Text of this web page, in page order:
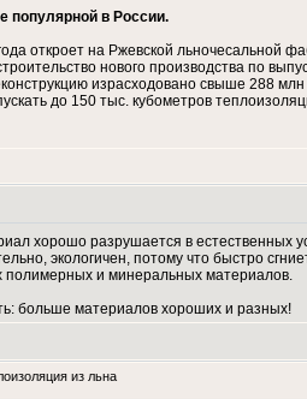
популярной в России.
откроет на Ржевской льночесальной
нового производства по
израсходовано свыше 288
до 150 тыс. кубометров
хорошо разрушается в естественных
экологичен, потому что быстро
полимерных и минеральных материалов.
больше материалов хороших и разных!
из льна